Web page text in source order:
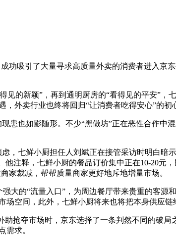
吸引了大量寻求高质量外卖的消费者进入京
的新颖”，再到通明厨房的“看得见的平安”，
外卖行业也终将回归“让消费者吃得安心”的初
也如影随形。不少“黑做坊”正在恶性合作中
七鲜小厨担任人刘斌正在接管采访时明白暗
注释，七鲜小厨的餐品订价集中正在10-20元
家裁减，帮帮质量商家更好地斥地增量市场。
的“流量入口”，为周边餐厅带来贵重的客源
空间，此外，七鲜小厨将来也将把本身供应
抢夺市场时，京东选择了一条判然不同的破
需求。